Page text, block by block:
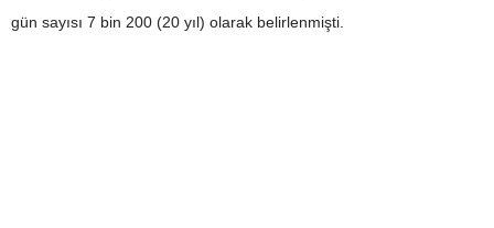
gün sayısı 7 bin 200 (20 yıl) olarak belirlenmişti.